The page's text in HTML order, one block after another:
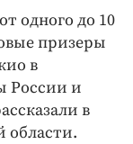
одного до 10
призеры
в
России и
в
области.